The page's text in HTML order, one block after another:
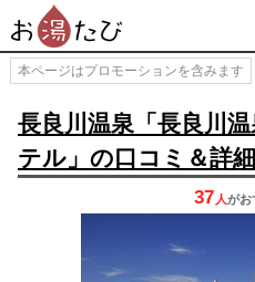
本ページはプロモーションを含みます
長良川温泉「長良川
テル」の口コミ＆詳細
37 人がお